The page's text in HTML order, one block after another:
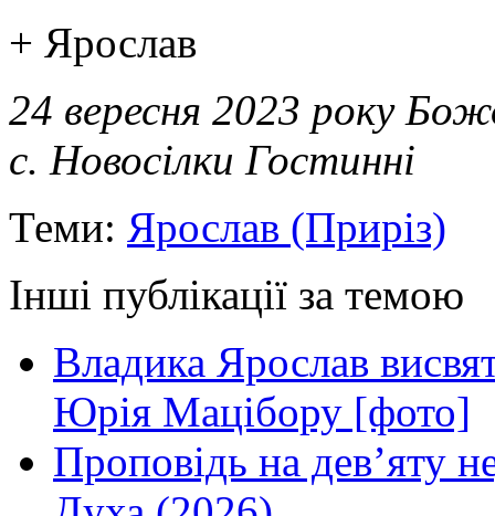
+ Ярослав
24 вересня 2023 року
с. Новосілки Гостинні
Теми: Ярослав (Приріз)
Інші публікації за темою
Владика Ярослав
Юрія Мацібору [фото]
Проповідь на дев’яту